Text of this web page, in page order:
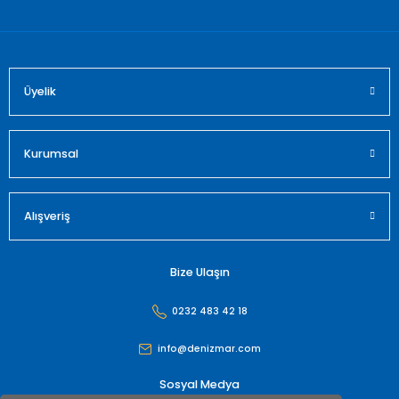
Üyelik
Kurumsal
Alışveriş
Bize Ulaşın
0232 483 42 18
info@denizmar.com
Sosyal Medya